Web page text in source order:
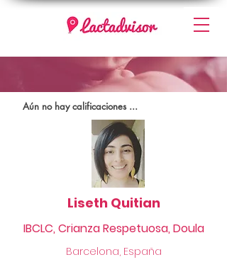
Aún no hay calificaciones ...
Barcelona, España
Liseth Quitian
IBCLC, Crianza Respetuosa, Doula